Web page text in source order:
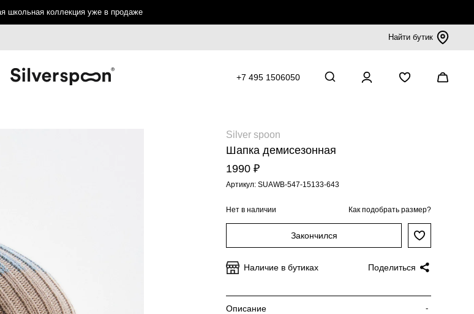
школьная коллекция уже в продаже
Найти бутик
+7 495 1506050
Silver spoon
Шапка демисезонная
1990 ₽
Артикул: SUAWB-547-15133-643
Нет в наличии Как подобрать размер?
Закончился
Наличие в бутиках Поделиться
Описание -